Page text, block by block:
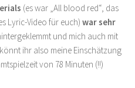
(es war „All blood red“, das
Lyric-Video für euch) war sehr
und mich auch mit
ihr also meine Einschätzung
von 78 Minuten (!!)